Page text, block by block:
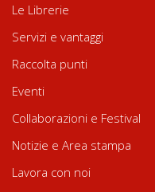
Le Librerie
Servizi e vantaggi
Raccolta punti
Eventi
Collaborazioni e Festival
Notizie e Area stampa
Lavora con noi